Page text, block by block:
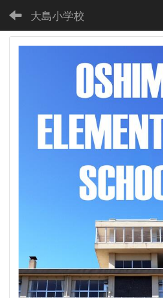
大島小学校